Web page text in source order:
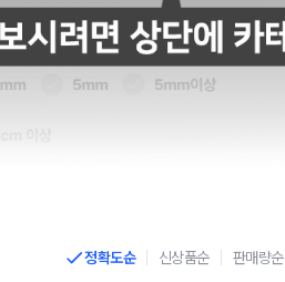
정확도순 신상품순 판매량순